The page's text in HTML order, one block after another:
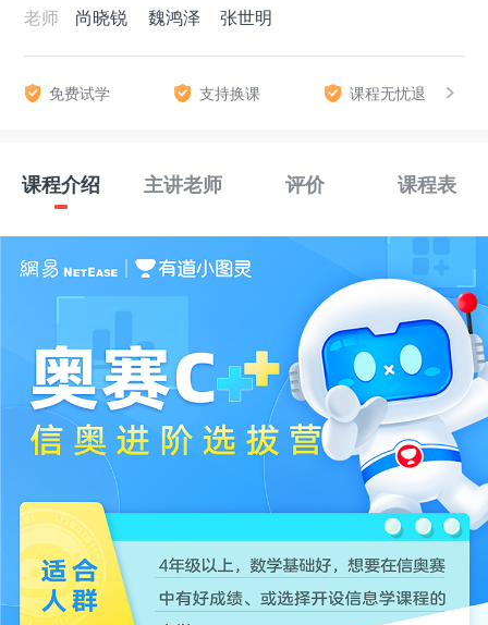
老师
尚晓锐 魏鸿泽 张世明
免费试学 支持换课 课程无忧退
课程介绍 主讲老师 评价 课程表